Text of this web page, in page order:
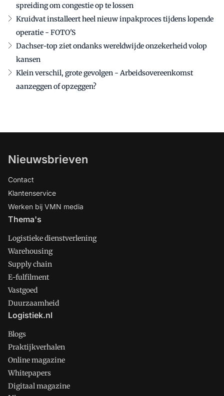
spreiding om congestie op te lossen
Kruidvat installeert heel nieuw inpakproces tijdens lopende
operatie - FOTO'S
Dachser-top ziet ondanks wereldwijde onzekerheid volop
kansen
Klein verschil, grote gevolgen - Arbeidsovereenkomst
aanzeggen of opzeggen?
Nieuwsbrieven
Contact
Klantenservice
Werken bij VMN media
Thema's
Logistieke dienstverlening
Warehousing
Supply chain
E-fulfilment
Vastgoed
Duurzaamheid
Logistiek.nl
Blogs
Praktijkverhalen
Online magazine
Whitepapers
Digitaal magazine